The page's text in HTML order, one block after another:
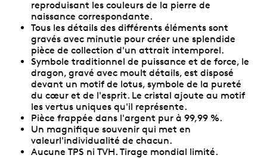
reproduisant les couleurs de la pierre de
naissance correspondante.
Tous les détails des différents éléments sont
gravés avec minutie pour créer une splendide
pièce de collection d'un attrait intemporel.
Symbole traditionnel de puissance et de force, le
dragon, gravé avec moult détails, est disposé
devant un motif de lotus, symbole de la pureté
du cœur et de l'esprit. Le cristal ajoute au motif
les vertus uniques qu'il représente.
Pièce frappée dans l'argent pur à 99,99 %.
Un magnifique souvenir qui met en
valeurl'individualité de chacun.
Aucune TPS ni TVH. Tirage mondial limité.